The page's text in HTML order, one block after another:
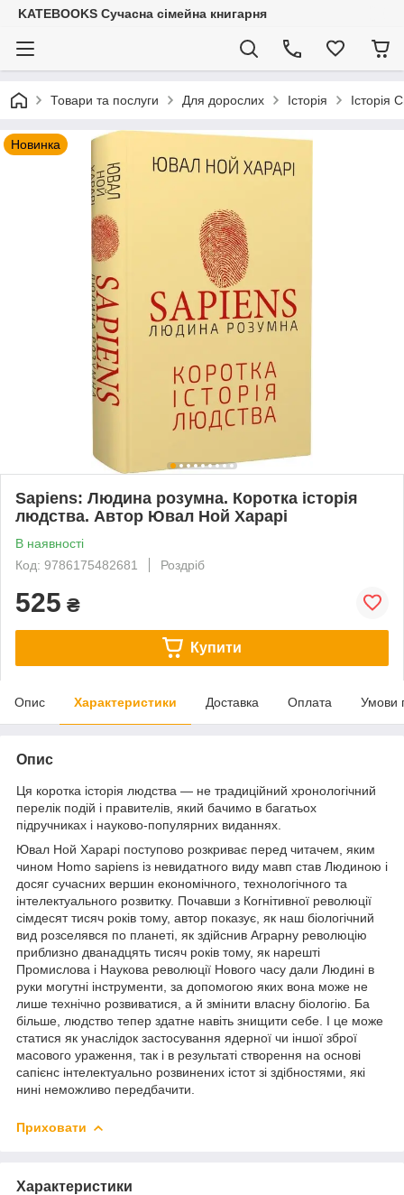
KATEBOOKS Сучасна сімейна книгарня
Товари та послуги Для дорослих Історія Історія
Новинка
Sapiens: Людина розумна. Коротка історія
людства. Автор Ювал Ной Харарі
В наявності
Код: 9786175482681
Роздріб
525 ₴
Купити
Опис Характеристики Доставка Оплата Умови
Опис
Ця коротка історія людства — не традиційний хронологічний
перелік подій і правителів, який бачимо в багатьох
підручниках і науково-популярних виданнях.
Ювал Ной Харарі поступово розкриває перед читачем, яким
чином Homo sapiens із невидатного виду мавп став Людиною і
досяг сучасних вершин економічного, технологічного та
інтелектуального розвитку. Почавши з Когнітивної революції
сімдесят тисяч років тому, автор показує, як наш біологічний
вид розселявся по планеті, як здійснив Аграрну революцію
приблизно дванадцять тисяч років тому, як нарешті
Промислова і Наукова революції Нового часу дали Людині в
руки могутні інструменти, за допомогою яких вона може не
лише технічно розвиватися, а й змінити власну біологію. Ба
більше, людство тепер здатне навіть знищити себе. І це може
статися як унаслідок застосування ядерної чи іншої зброї
масового ураження, так і в результаті створення на основі
сапієнс інтелектуально розвинених істот зі здібностями, які
нині неможливо передбачити.
Приховати
Характеристики